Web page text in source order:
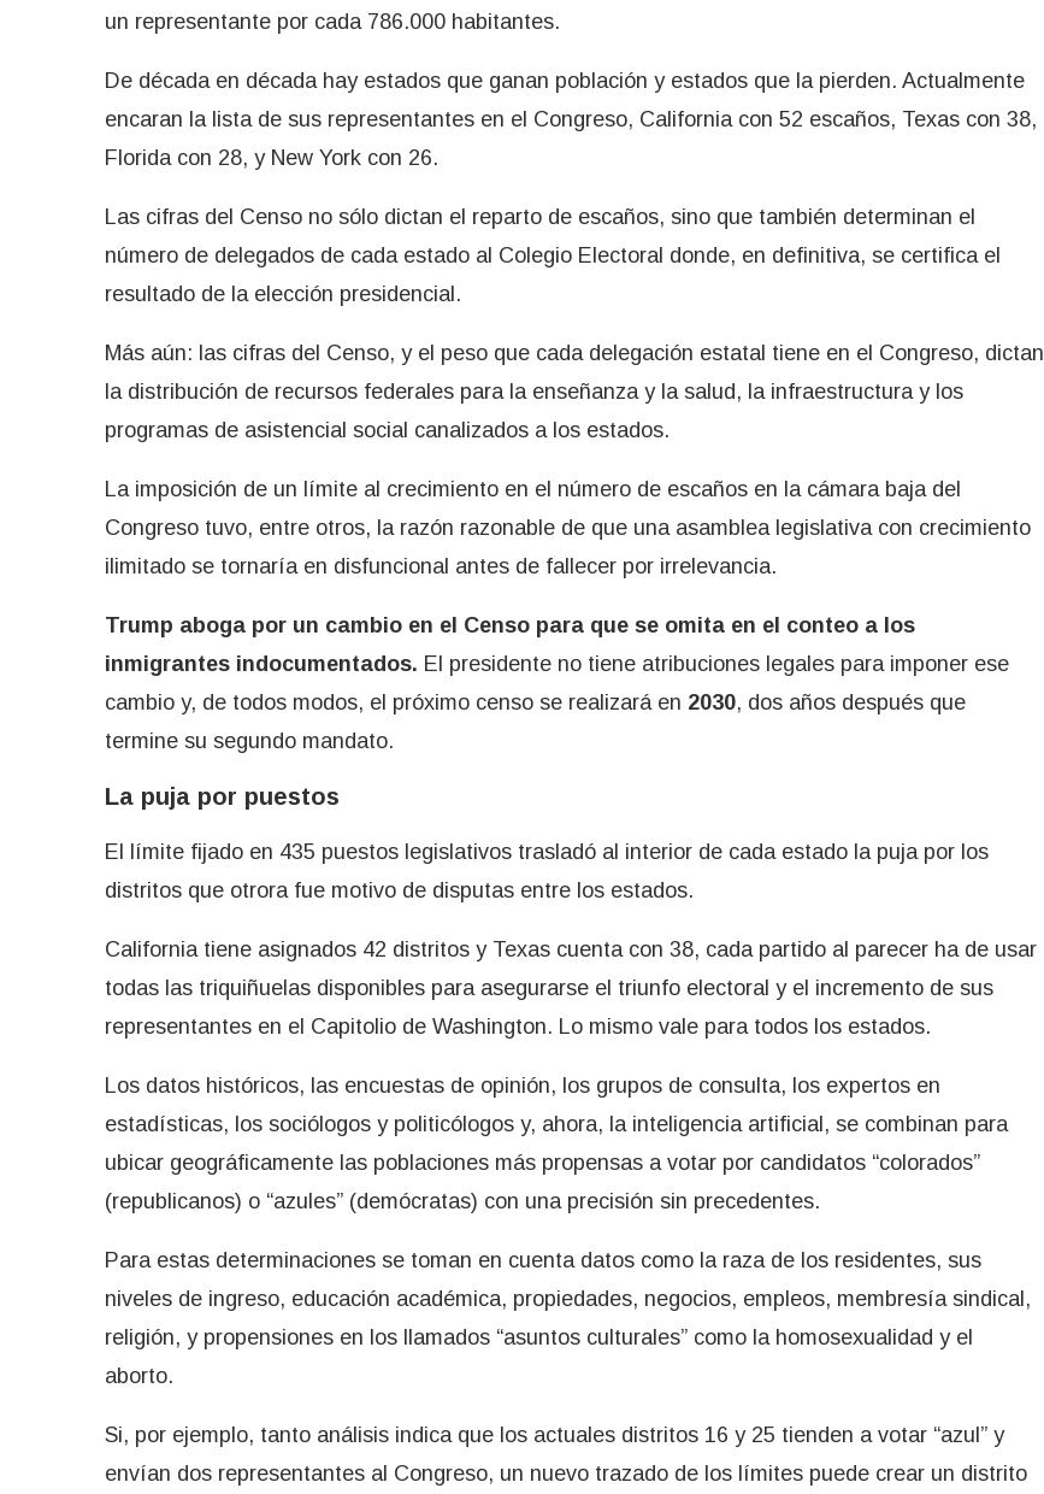
un representante por cada 786.000 habitantes.
De década en década hay estados que ganan población y estados que la pierden. Actualmente
encaran la lista de sus representantes en el Congreso, California con 52 escaños, Texas con 38,
Florida con 28, y New York con 26.
Las cifras del Censo no sólo dictan el reparto de escaños, sino que también determinan el
número de delegados de cada estado al Colegio Electoral donde, en definitiva, se certifica el
resultado de la elección presidencial.
Más aún: las cifras del Censo, y el peso que cada delegación estatal tiene en el Congreso, dictan
la distribución de recursos federales para la enseñanza y la salud, la infraestructura y los
programas de asistencial social canalizados a los estados.
La imposición de un límite al crecimiento en el número de escaños en la cámara baja del
Congreso tuvo, entre otros, la razón razonable de que una asamblea legislativa con crecimiento
ilimitado se tornaría en disfuncional antes de fallecer por irrelevancia.
Trump aboga por un cambio en el Censo para que se omita en el conteo a los
inmigrantes indocumentados. El presidente no tiene atribuciones legales para imponer ese
cambio y, de todos modos, el próximo censo se realizará en 2030, dos años después que
termine su segundo mandato.
La puja por puestos
El límite fijado en 435 puestos legislativos trasladó al interior de cada estado la puja por los
distritos que otrora fue motivo de disputas entre los estados.
California tiene asignados 42 distritos y Texas cuenta con 38, cada partido al parecer ha de usar
todas las triquiñuelas disponibles para asegurarse el triunfo electoral y el incremento de sus
representantes en el Capitolio de Washington. Lo mismo vale para todos los estados.
Los datos históricos, las encuestas de opinión, los grupos de consulta, los expertos en
estadísticas, los sociólogos y politicólogos y, ahora, la inteligencia artificial, se combinan para
ubicar geográficamente las poblaciones más propensas a votar por candidatos “colorados”
(republicanos) o “azules” (demócratas) con una precisión sin precedentes.
Para estas determinaciones se toman en cuenta datos como la raza de los residentes, sus
niveles de ingreso, educación académica, propiedades, negocios, empleos, membresía sindical,
religión, y propensiones en los llamados “asuntos culturales” como la homosexualidad y el
aborto.
Si, por ejemplo, tanto análisis indica que los actuales distritos 16 y 25 tienden a votar “azul” y
envían dos representantes al Congreso, un nuevo trazado de los límites puede crear un distrito